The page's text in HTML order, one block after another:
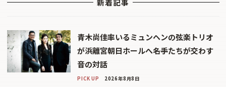
新着記事
青木尚佳率いるミュンヘンの弦楽トリオ
が浜離宮朝日ホールへ――名手たちが交わす
音の対話
PICK UP 2026年8月8日